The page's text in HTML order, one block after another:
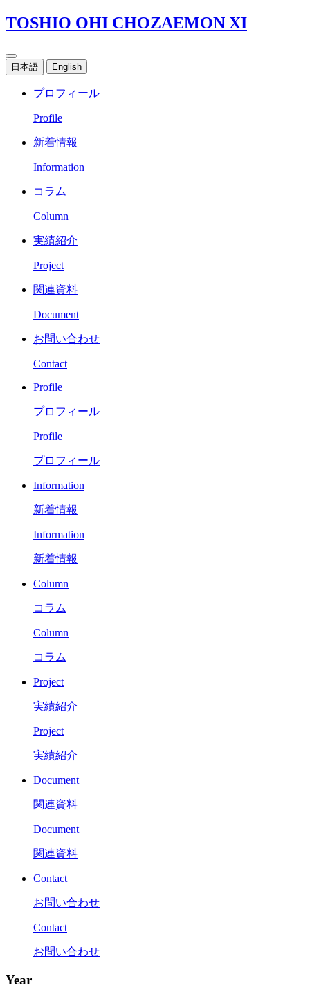
TOSHIO OHI CHOZAEMON XI
日本語 English
プロフィール
Profile
新着情報
Information
コラム
Column
実績紹介
Project
関連資料
Document
お問い合わせ
Contact
Profile
プロフィール
Profile
プロフィール
Information
新着情報
Information
新着情報
Column
コラム
Column
コラム
Project
実績紹介
Project
実績紹介
Document
関連資料
Document
関連資料
Contact
お問い合わせ
Contact
お問い合わせ
Year